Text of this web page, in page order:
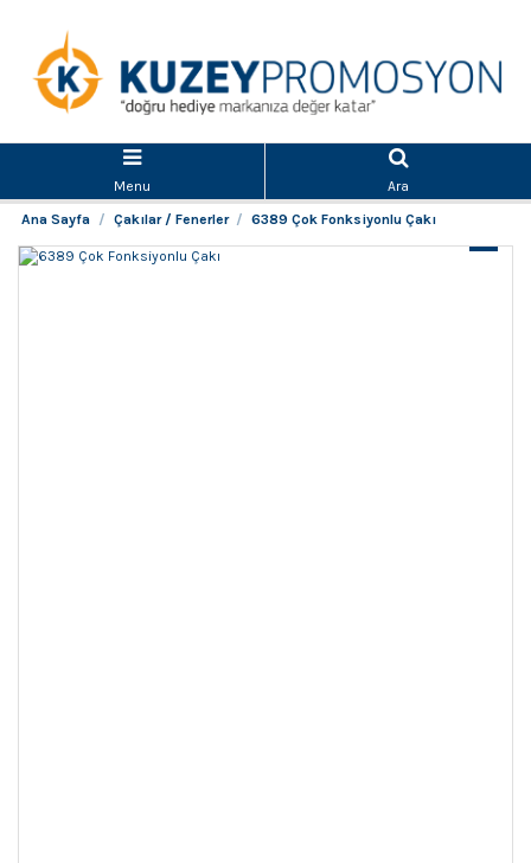
Menu
Ara
Ana Sayfa
Çakılar / Fenerler 6389 Çok Fonksiyonlu Çakı